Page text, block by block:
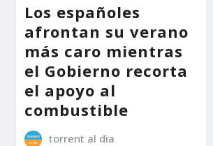
Los españoles
afrontan su verano
más caro mientras
el Gobierno recorta
el apoyo al
combustible
torrent al dia